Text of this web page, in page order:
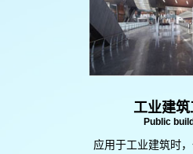
工业建
Public
应用于工业建筑时